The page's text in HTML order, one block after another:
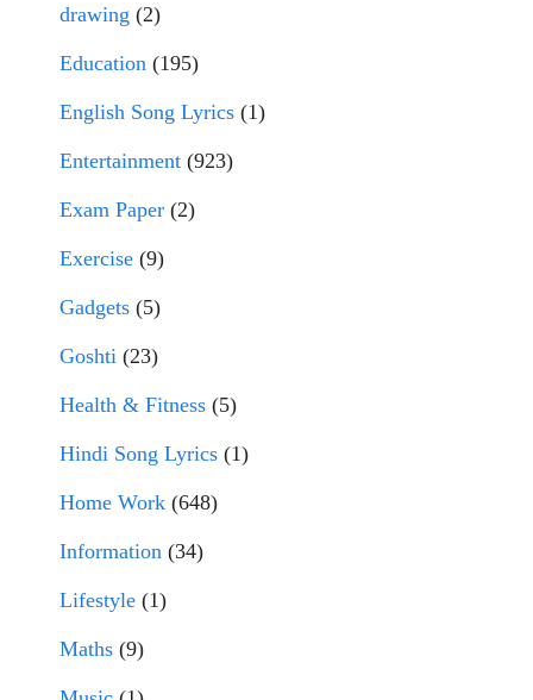
drawing (2)
Education (195)
English Song Lyrics (1)
Entertainment (923)
Exam Paper (2)
Exercise (9)
Gadgets (5)
Goshti (23)
Health & Fitness (5)
Hindi Song Lyrics (1)
Home Work (648)
Information (34)
Lifestyle (1)
Maths (9)